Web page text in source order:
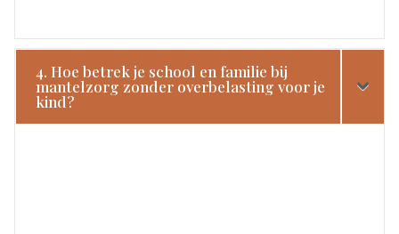
4. Hoe betrek je school en familie bij
mantelzorg zonder overbelasting voor je
kind?